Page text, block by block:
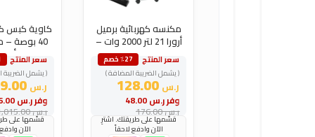
مكنسه كهربائية برميل
أرورا 21 لتر 2000 وات –
رمادىسعر المنتج
٪27 خصم
( يشمل الضريبة المضافة )
ر.س128.00
وفرر.س
ر.س176.00
قسّمها على طريقتك. اشترِ
الآن وادفع لاحقاً
كاوية كبس
40 بوصة
سعر المنتج
( يشمل الضريبة
ر.س699.00
وفرر.س
ر.س1,015.00
قسّمها على
الآن